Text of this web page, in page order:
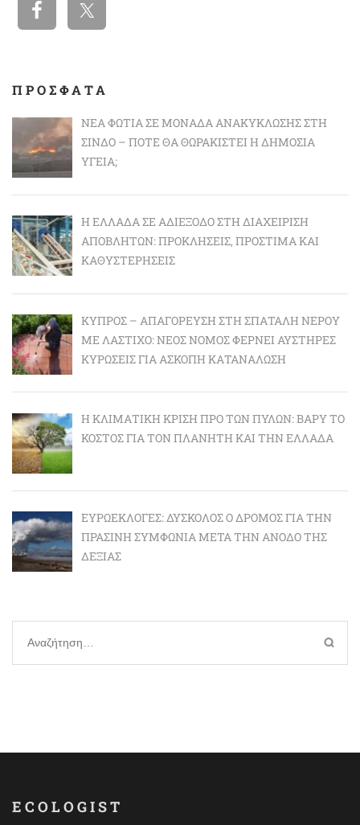
ΠΡΟΣΦΑΤΑ
ΝΈΑ ΦΩΤΙΆ ΣΕ ΜΟΝΆΔΑ ΑΝΑΚΎΚΛΩΣΗΣ ΣΤΗ
ΣΊΝΔΟ – ΠΌΤΕ ΘΑ ΘΩΡΑΚΙΣΤΕΊ Η ΔΗΜΌΣΙΑ
ΥΓΕΊΑ;
Η ΕΛΛΆΔΑ ΣΕ ΑΔΙΈΞΟΔΟ ΣΤΗ ΔΙΑΧΕΊΡΙΣΗ
ΑΠΟΒΛΉΤΩΝ: ΠΡΟΚΛΉΣΕΙΣ, ΠΡΌΣΤΙΜΑ ΚΑΙ
ΚΑΘΥΣΤΕΡΉΣΕΙΣ
ΚΎΠΡΟΣ – ΑΠΑΓΌΡΕΥΣΗ ΣΤΗ ΣΠΑΤΆΛΗ ΝΕΡΟΎ
ΜΕ ΛΆΣΤΙΧΟ: ΝΈΟΣ ΝΌΜΟΣ ΦΈΡΝΕΙ ΑΥΣΤΗΡΈΣ
ΚΥΡΏΣΕΙΣ ΓΙΑ ΆΣΚΟΠΗ ΚΑΤΑΝΆΛΩΣΗ
Η ΚΛΙΜΑΤΙΚΉ ΚΡΊΣΗ ΠΡΟ ΤΩΝ ΠΥΛΏΝ: BΑΡΎ ΤΟ
ΚΌΣΤΟΣ ΓΙΑ ΤΟΝ ΠΛΑΝΉΤΗ ΚΑΙ ΤΗΝ ΕΛΛΆΔΑ
ΕΥΡΩΕΚΛΟΓΈΣ: ΔΎΣΚΟΛΟΣ Ο ΔΡΌΜΟΣ ΓΙΑ ΤΗΝ
ΠΡΆΣΙΝΗ ΣΥΜΦΩΝΊΑ ΜΕΤΆ ΤΗΝ ΆΝΟΔΟ ΤΗΣ
ΔΕΞΙΆΣ
Αναζήτηση
για:
ECOLOGIST